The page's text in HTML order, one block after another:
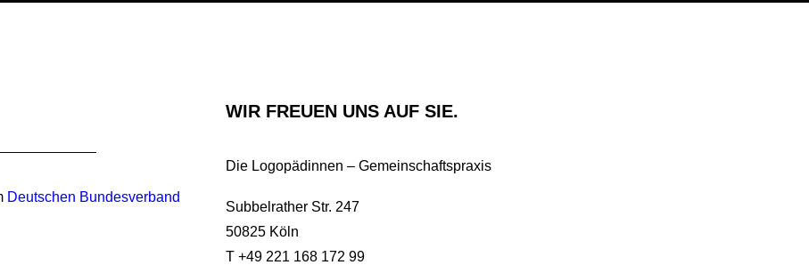
Deutschen Bundesverband
WIR FREUEN UNS AUF SIE.
Die Logopädinnen – Gemeinschaftspraxis
Subbelrather Str. 247
50825 Köln
T +49 221 168 172 99